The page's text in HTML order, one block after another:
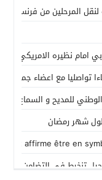
المرحلين من فرنسا
امام نظيره الامريكي
مع اعضاء جماعة
و السماع من 25 إلى 30 مارس
شهر رمضان
affirme être en
تنخرط في التضامن